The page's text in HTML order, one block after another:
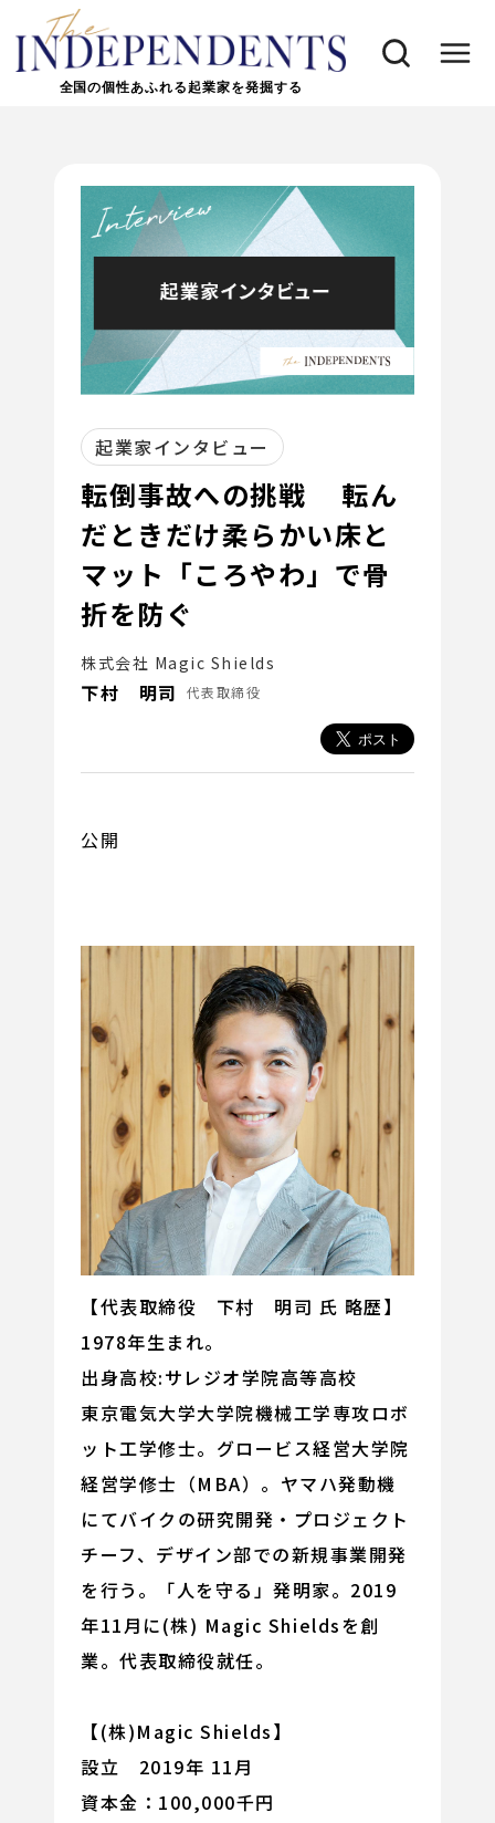
全国の個性あふれる起業家を発掘する
起業家インタビュー
転倒事故への挑戦 転ん
だときだけ柔らかい床と
マット「ころやわ」で骨
折を防ぐ
株式会社 Magic Shields
下村 明司 代表取締役
公開
【代表取締役 下村 明司 氏 略歴】
1978年生まれ。
出身高校:サレジオ学院高等高校
東京電気大学大学院機械工学専攻ロボ
ット工学修士。グロービス経営大学院
経営学修士（MBA）。ヤマハ発動機
にてバイクの研究開発・プロジェクト
チーフ、デザイン部での新規事業開発
を行う。「人を守る」発明家。2019
年11月に(株) Magic Shieldsを創
業。代表取締役就任。
【(株)Magic Shields】
設立 2019年 11月
資本金：100,000千円